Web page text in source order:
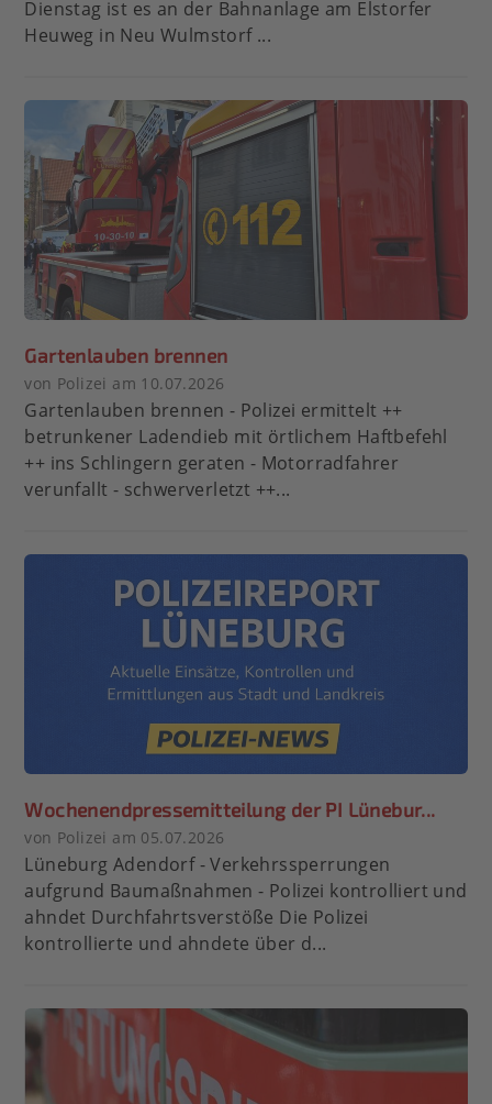
Dienstag ist es an der Bahnanlage am Elstorfer
Heuweg in Neu Wulmstorf ...
Gartenlauben brennen
von Polizei am 10.07.2026
Gartenlauben brennen - Polizei ermittelt ++
betrunkener Ladendieb mit örtlichem Haftbefehl
++ ins Schlingern geraten - Motorradfahrer
verunfallt - schwerverletzt ++...
Wochenendpressemitteilung der PI Lünebur...
von Polizei am 05.07.2026
Lüneburg Adendorf - Verkehrssperrungen
aufgrund Baumaßnahmen - Polizei kontrolliert und
ahndet Durchfahrtsverstöße Die Polizei
kontrollierte und ahndete über d...